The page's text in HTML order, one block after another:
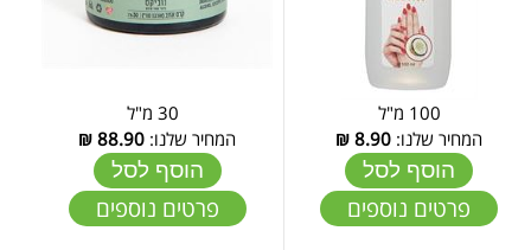
100 מ"ל
המחיר שלנו: 8.90
₪
הוסף לסל
פרטים נוספים
המחיר שלנו: 88.90
₪
הוסף לסל
פרטים נוספים